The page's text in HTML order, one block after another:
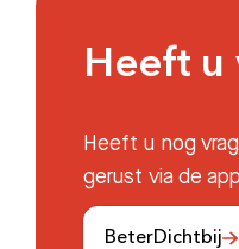
Heeft u
Heeft u nog
gerust via de
BeterDichtbij